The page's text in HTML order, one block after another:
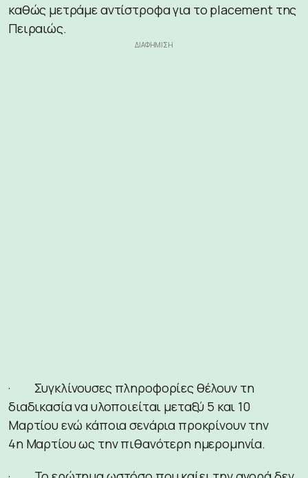
καθώς μετράμε αντίστροφα για το placement της
Πειραιώς.
· Συγκλίνουσες πληροφορίες θέλουν τη
διαδικασία να υλοποιείται μεταξύ 5 και 10
Μαρτίου ενώ κάποια σενάρια προκρίνουν την
4η Μαρτίου ως την πιθανότερη ημερομηνία.